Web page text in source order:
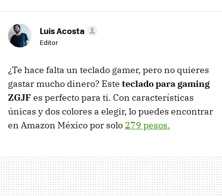
Luis Acosta
Editor
¿Te hace falta un teclado gamer, pero no quieres
gastar mucho dinero? Este teclado para gaming
ZGJF es perfecto para ti. Con características
únicas y dos colores a elegir, lo puedes encontrar
en Amazon México por solo 279 pesos.